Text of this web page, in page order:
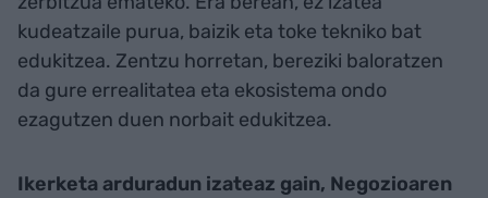
kudeatzaile purua, baizik eta toke tekniko bat
edukitzea. Zentzu horretan, bereziki baloratzen
da gure errealitatea eta ekosistema ondo
ezagutzen duen norbait edukitzea.
Ikerketa arduradun izateaz gain, Negozioaren